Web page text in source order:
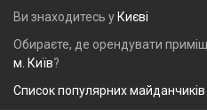
Ви знаходитесь у Києві
Обираєте, де орендувати
м. Київ?
Список популярних майданчиків